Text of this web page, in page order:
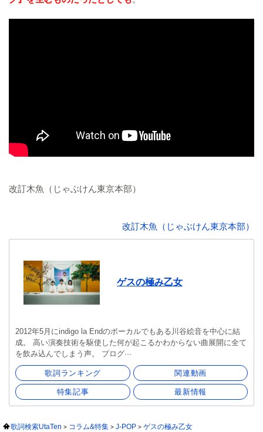
改訂木魚（じゃぶけん東京本部）
改訂木魚（じゃぶけん東京本部）
ゲスの極み乙女
2012年5月にindigo la Endのボーカルでもある川谷絵音を中心に結
成。 高い演奏技術を駆使した何が起こるかわからない曲展開に全て
を飲み込んでしまう声。 プログ···
歌詞ランキング 関連動画
特集記事 最新情報
歌詞検索UtaTen コラム&特集 J-POP ゲスの極み乙女